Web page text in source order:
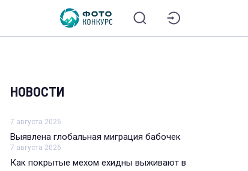
НОВОСТИ
7 августа 2026
Выявлена глобальная миграция бабочек
7 августа 2026
Как покрытые мехом ехидны выживают в